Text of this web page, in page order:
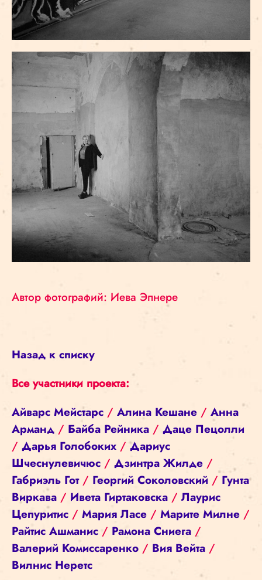
Автор фотографий: Иева Эпнере
Назад к списку
Все участники проекта:
Айварс Мейстарс / Алина Кешане / Анна
Арманд / Байба Рейника / Даце Пецолли
/ Дарья Голобоких / Дариус
Шчеснулевичюс / Дзинтра Жилде /
Габриэль Гот/ Георгий Соколовский / Гунта
Виркава / Ивета Гиртаковска / Лаурис
Цепуритис / Мария Ласе / Марите Милне /
Райтис Ашманис / Рамона Сниега /
Валерий Комиссаренко / Вия Вейта /
Вилнис Неретс